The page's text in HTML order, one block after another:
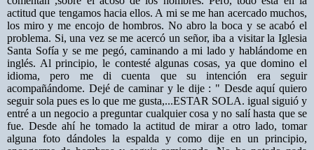
actitud que tengamos hacia ellos. A mi se me han acercado muchos,
los miro y me encojo de hombros. No abro la boca y se acabó el
problema. Si, una vez se me acercó un señor, iba a visitar la Iglesia
Santa Sofía y se me pegó, caminando a mi lado y hablándome en
inglés. Al principio, le contesté algunas cosas, ya que domino el
idioma, pero me di cuenta que su intención era seguir
acompañándome. Dejé de caminar y le dije : " Desde aquí quiero
seguir sola pues es lo que me gusta,...ESTAR SOLA. igual siguió y
entré a un negocio a preguntar cualquier cosa y no salí hasta que se
fue. Desde ahí he tomado la actitud de mirar a otro lado, tomar
alguna foto dándoles la espalda y como dije en un principio,